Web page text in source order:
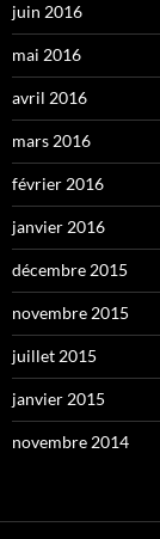
juin 2016
mai 2016
avril 2016
mars 2016
février 2016
janvier 2016
décembre 2015
novembre 2015
juillet 2015
janvier 2015
novembre 2014